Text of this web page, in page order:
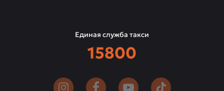
Единая служба такси
15800